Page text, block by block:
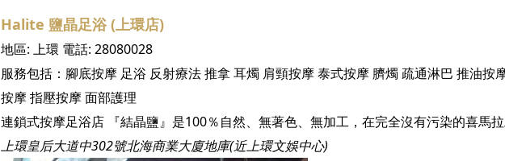
Halite 鹽晶足浴 (上環店)
地區: 上環 電話: 28080028
服務包括： 腳底按摩 足浴 反射療法推拿耳燭 肩頸按摩泰式按摩 臍燭 疏通淋巴 推油按
按摩指壓按摩面部護理
上環皇后大道中302號北海商業大廈地庫(近上環文娛中心)